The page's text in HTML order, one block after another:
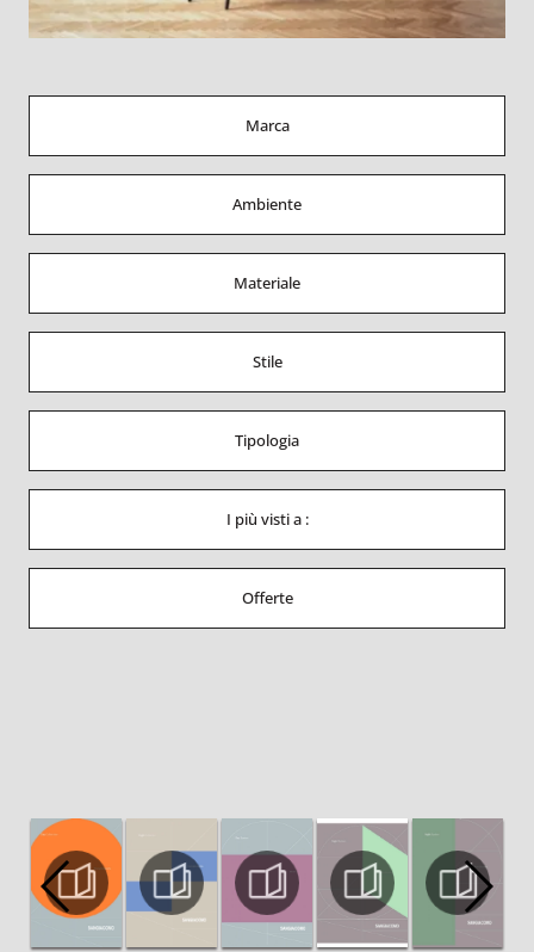
Marca
Ambiente
Materiale
Stile
Tipologia
I più visti a :
Offerte